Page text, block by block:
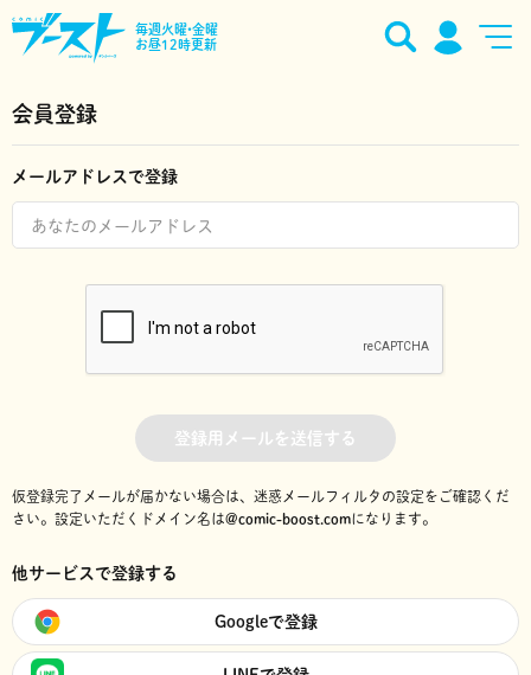
毎週火曜•金曜
お昼12時更新
会員登録
メールアドレスで登録
登録用メールを送信する
仮登録完了メールが届かない場合は、迷惑メールフィルタの設定をご確認くだ
さい。 設定いただくドメイン名は@comic-boost.comになります。
他サービスで登録する
Googleで登録